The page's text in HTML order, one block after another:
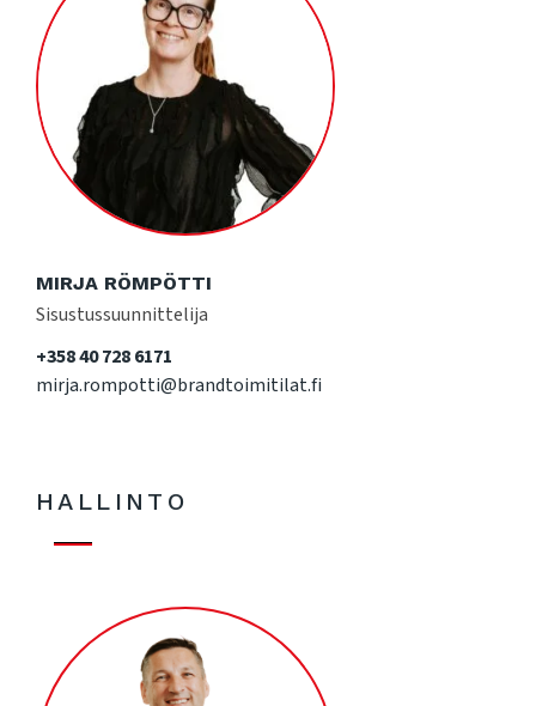
MIRJA RÖMPÖTTI
Sisustussuunnittelija
+358 40 728 6171
mirja.rompotti@brandtoimitilat.fi
HALLINTO